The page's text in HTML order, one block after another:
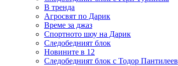
В тренда
Агросвят по Дарик
Време за джаз
Спортното шоу на Дарик
Следобедният блок
Новините в 12
Следобедният блок с Тодор Пантилеев